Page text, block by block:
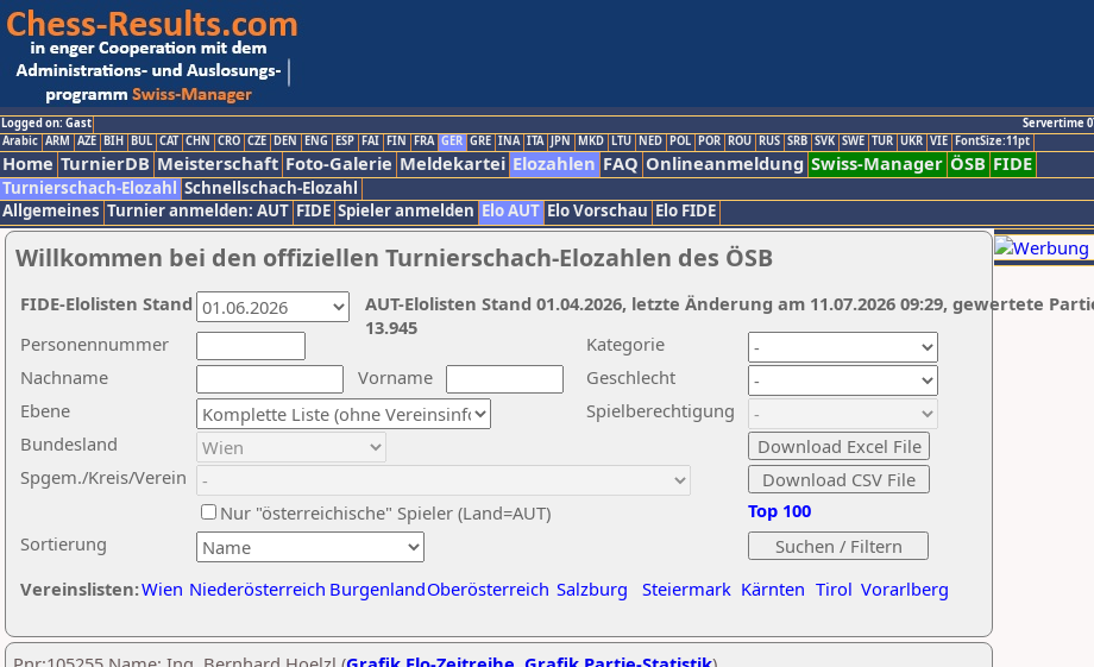
Logged on: Gast
Servertime
Arabic ARM AZE BIH BUL CAT CHN CRO CZE DEN ENG ESP FAI FIN FRA GER GRE INA ITA JPN MKD LTU NED POL POR ROU RUS SRB SVK SWE TUR UKR VIE FontSize:11pt
Home TurnierDB Meisterschaft Foto-Galerie Meldekartei Elozahlen FAQ Onlineanmeldung Swiss-Manager ÖSB FIDE
Turnierschach-Elozahl Schnellschach-Elozahl
Allgemeines Turnier anmelden: AUT FIDE Spieler anmelden Elo AUT Elo Vorschau Elo FIDE
Willkommen bei den offiziellen Turnierschach-Elozahlen des ÖSB
Nachname
Vorname
Ebene
Kategorie
Sortierung
Personennummer
Bundesland
Spgem./Kreis/Verein
Geschlecht
Nur "österreichische" Spieler (Land=AUT)
Spielberechtigung
Vereinslisten:Wien Niederösterreich BurgenlandOberösterreich Salzburg Steiermark Kärnten Tirol Vorarlberg
Top 100
AUT-Elolisten Stand 01.04.2026, letzte Änderung am 11.07.2026 09:29, gewertete
13.945
FIDE-Elolisten Stand